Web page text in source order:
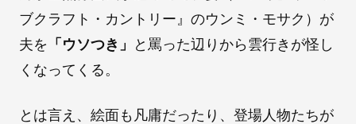
ブクラフト・カントリー』のウンミ・モサク）が
夫を 「ウソつき」
と罵った辺りから雲行きが怪し
くなってくる。
とは言え、絵面も凡庸だったり、登場人物たちが